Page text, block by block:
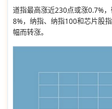
道指最高涨近230点或涨0.7%
8%，纳指、纳指100和芯片股
幅而转涨。